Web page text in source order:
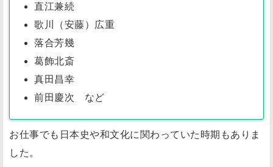
が
ま
さ
か
直江兼続
歌川（安藤）広重
落合芳幾
葛飾北斎
真田昌幸
前田慶次 など
お仕事でも日本史や和文化に関わっていた時期もありま
した。